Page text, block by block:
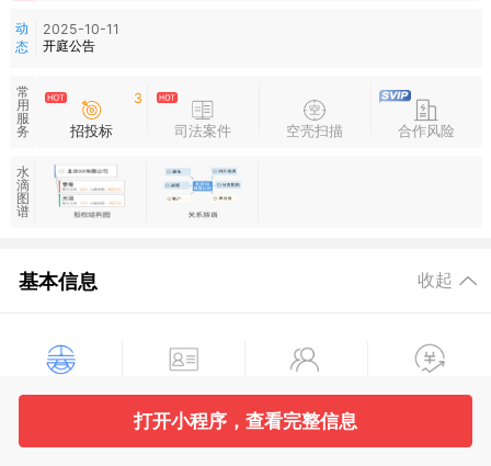
动
态
2025-10-11
开庭公告
常
用
服
务
3
招投标 司法案件 空壳扫描 合作风险
水
滴
图
谱
基本信息 收起
工商信息 主管部门信息 主要人员 对外投资
5 13
打开小程序，查看完整信息